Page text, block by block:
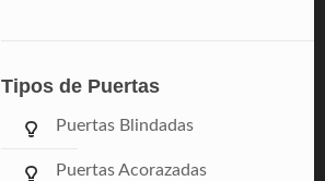
Tipos de Puertas
Puertas Blindadas
Puertas Acorazadas